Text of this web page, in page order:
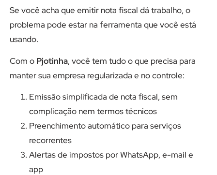
Se você acha que emitir nota fiscal dá trabalho, o
problema pode estar na ferramenta que você está
usando.
Com o Pjotinha, você tem tudo o que precisa para
manter sua empresa regularizada e no controle:
Emissão simplificada de nota fiscal, sem
complicação nem termos técnicos
Preenchimento automático para serviços
recorrentes
Alertas de impostos por WhatsApp, e-mail e
app